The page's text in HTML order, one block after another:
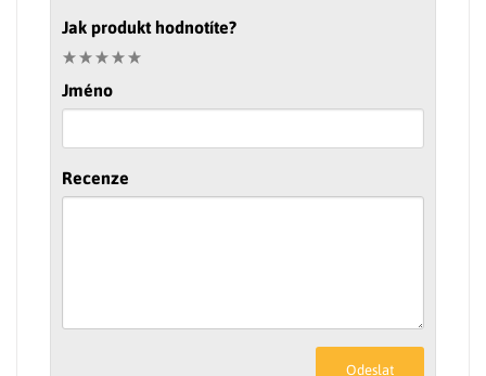
Jak produkt hodnotíte?
Jméno
Recenze
Odeslat